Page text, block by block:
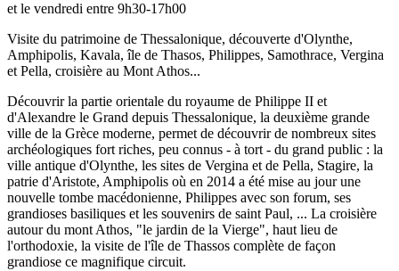
et le vendredi entre 9h30-17h00
Visite du patrimoine de Thessalonique, découverte d'Olynthe,
Amphipolis, Kavala, île de Thasos, Philippes, Samothrace, Vergina
et Pella, croisière au Mont Athos...
Découvrir la partie orientale du royaume de Philippe II et
d'Alexandre le Grand depuis Thessalonique, la deuxième grande
ville de la Grèce moderne, permet de découvrir de nombreux sites
archéologiques fort riches, peu connus - à tort - du grand public : la
ville antique d'Olynthe, les sites de Vergina et de Pella, Stagire, la
patrie d'Aristote, Amphipolis où en 2014 a été mise au jour une
nouvelle tombe macédonienne, Philippes avec son forum, ses
grandioses basiliques et les souvenirs de saint Paul, ... La croisière
autour du mont Athos, "le jardin de la Vierge", haut lieu de
l'orthodoxie, la visite de l'île de Thassos complète de façon
grandiose ce magnifique circuit.